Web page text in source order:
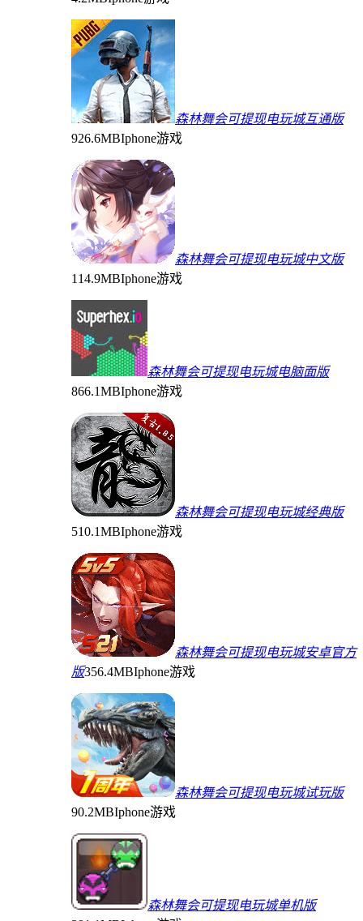
森林舞会可提现电玩城互通版
926.6MBIphone游戏
森林舞会可提现电玩城中文版
114.9MBIphone游戏
森林舞会可提现电玩城电脑面版
866.1MBIphone游戏
森林舞会可提现电玩城经典版
510.1MBIphone游戏
森林舞会可提现电玩城安卓官方
版356.4MBIphone游戏
森林舞会可提现电玩城试玩版
90.2MBIphone游戏
森林舞会可提现电玩城单机版